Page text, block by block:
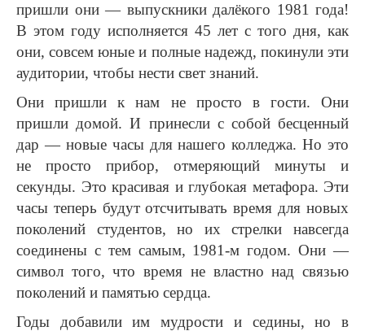
пришли они — выпускники далёкого 1981 года!
В этом году исполняется 45 лет с того дня, как
они, совсем юные и полные надежд, покинули эти
аудитории, чтобы нести свет знаний.
Они пришли к нам не просто в гости. Они
пришли домой. И принесли с собой бесценный
дар — новые часы для нашего колледжа. Но это
не просто прибор, отмеряющий минуты и
секунды. Это красивая и глубокая метафора. Эти
часы теперь будут отсчитывать время для новых
поколений студентов, но их стрелки навсегда
соединены с тем самым, 1981-м годом. Они —
символ того, что время не властно над связью
поколений и памятью сердца.
Годы добавили им мудрости и седины, но в